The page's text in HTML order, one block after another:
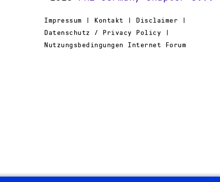
Impressum | Kontakt | Disclaimer |
Datenschutz / Privacy Policy |
Nutzungsbedingungen Internet Forum